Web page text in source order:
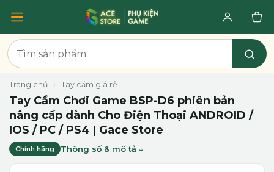
Trang chủ › Tay cầm giá rẻ
Tay Cầm Chơi Game BSP-D6 phiên bản
nâng cấp dành Cho Điện Thoại ANDROID /
IOS / PC / PS4 | Gace Store
Chính hãng Thông số & mô tả